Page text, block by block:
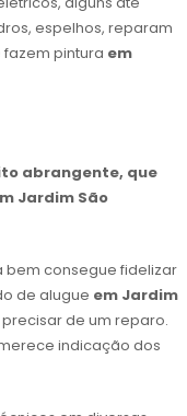
espelhos, reparam
pintura em
abrangente, que
Jardim São
bem consegue fidelizar
de alugue em Jardim
de um reparo.
indicação dos